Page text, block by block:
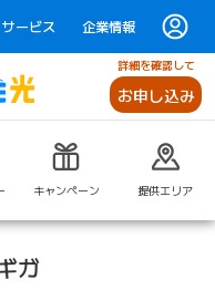
サービス 企業情報
詳細を確認して
お申し込み
キャンペーン 提供エリア
ガ